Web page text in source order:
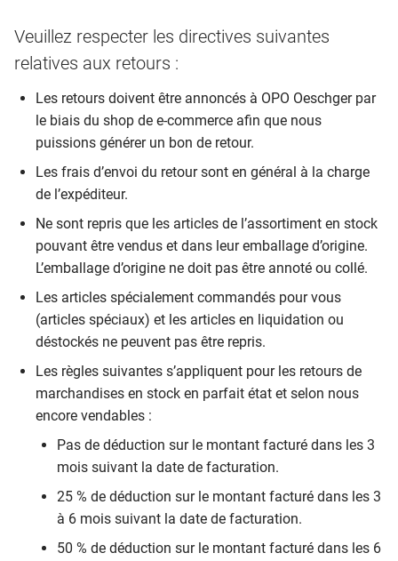
Veuillez respecter les directives suivantes
relatives aux retours :
Les retours doivent être annoncés à OPO Oeschger par
le biais du shop de e-commerce afin que nous
puissions générer un bon de retour.
Les frais d’envoi du retour sont en général à la charge
de l’expéditeur.
Ne sont repris que les articles de l’assortiment en stock
pouvant être vendus et dans leur emballage d’origine.
L’emballage d’origine ne doit pas être annoté ou collé.
Les articles spécialement commandés pour vous
(articles spéciaux) et les articles en liquidation ou
déstockés ne peuvent pas être repris.
Les règles suivantes s’appliquent pour les retours de
marchandises en stock en parfait état et selon nous
encore vendables :
Pas de déduction sur le montant facturé dans les 3
mois suivant la date de facturation.
25 % de déduction sur le montant facturé dans les 3
à 6 mois suivant la date de facturation.
50 % de déduction sur le montant facturé dans les 6